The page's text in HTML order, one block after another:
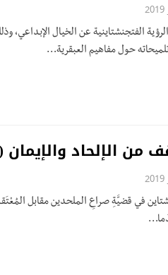
الفتجنشتاينية عن الخيال
حول مفاهيم العبقرية…
من الإلحاد والإيمان
في قضيَّةِ صراعِ الملحدين مقابل